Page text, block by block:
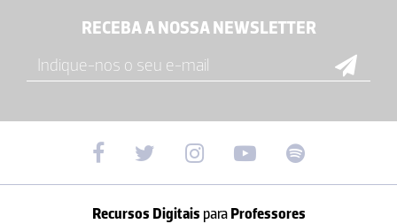
RECEBA A NOSSA NEWSLETTER
Recursos Digitais paraProfessores